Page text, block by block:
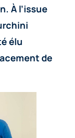
À l’issue
élu
de